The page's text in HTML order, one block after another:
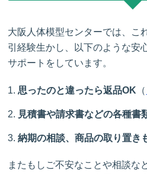
大阪人体模型センターでは、こ
引経験生かし、以下のような安
サポートをしています。
思ったのと違ったら返品OK （
見積書や請求書などの各種書
納期の相談、商品の取り置き
またもしご不安なことや相談な